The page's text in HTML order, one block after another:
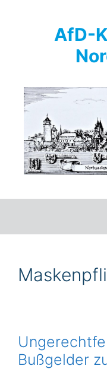
AfD-
Bußgelder